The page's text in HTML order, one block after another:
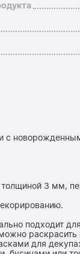
3 мм,
подходит
для